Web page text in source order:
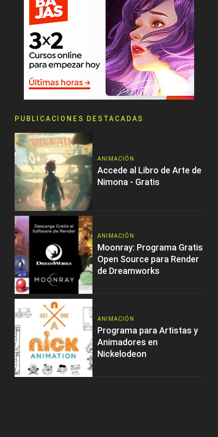
PUBLICACIONES DESTACADAS
ANIMACIÓN
Accede al Libro de Arte de
Nimona - Gratis
ANIMACIÓN
Moonray: Programa Gratis
Open Source para Render
de Dreamworks
ANIMACIÓN
Programa para Artistas y
Animadores en
Nickelodeon